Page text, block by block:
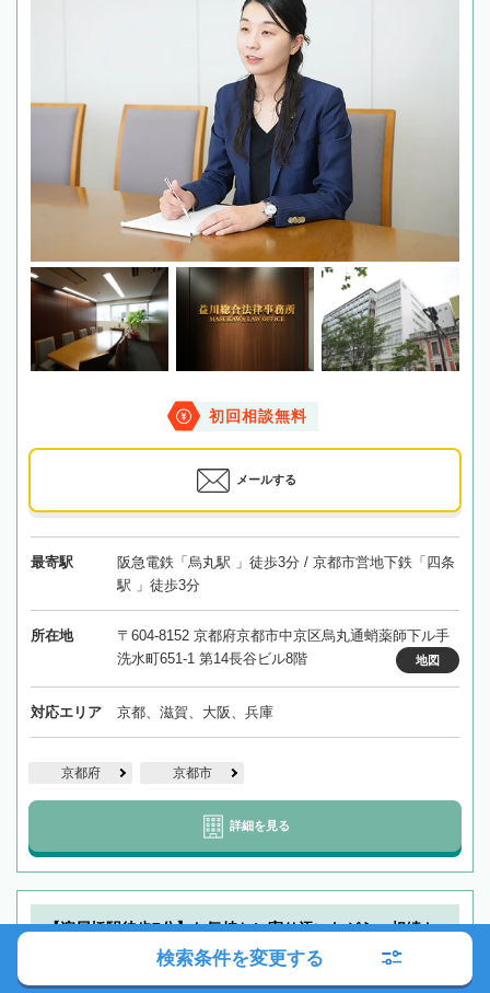
初回相談無料
メールする
最寄駅
阪急電鉄「烏丸駅 」徒歩3分 / 京都市営地下鉄「四条
駅 」徒歩3分
所在地
〒604-8152 京都府京都市中京区烏丸通蛸薬師下ル手
洗水町651-1 第14長谷ビル8階
地図
対応エリア 京都、滋賀、大阪、兵庫
京都府 京都市
詳細を見る
【淀屋橋駅徒歩7分】お気持ちに寄り添いながら、相続ト
ラブルの解決を総合的にサポートいたします
検索条件を変更する